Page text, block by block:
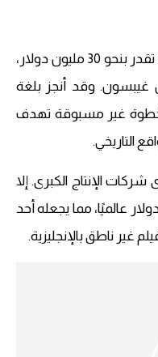
صدر الفيلم عام 2004، وأنتج بميزانية تقدر بنحو 30 مليون دولار،
وقد أنجز بلغة
خطوة غير مسبوقة تهدف
التاريخي.
الإنتاج الكبرى. إلا
تجاوزت 600 مليون دولار عالميًا، مما يجعله أحد
غير ناطق بالإنجليزية.